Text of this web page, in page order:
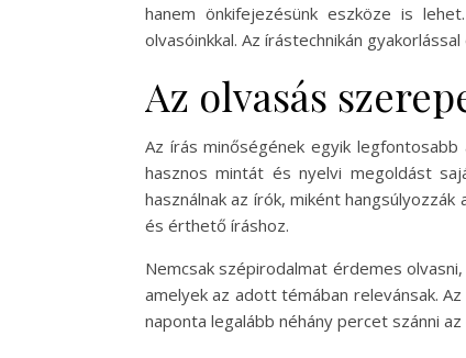
hanem önkifejezésünk eszköze is
olvasóinkkal. Az írástechnikán
Az olvasás
Az írás minőségének egyik
hasznos mintát és nyelvi megoldást
használnak az írók, miként
és érthető íráshoz.
Nemcsak szépirodalmat érdemes
amelyek az adott témában relevánsak.
naponta legalább néhány percet szánni